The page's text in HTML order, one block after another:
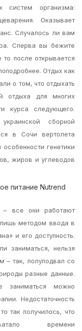
систем организма:
Оказывает
Случалось ли вам
Сперва вы бежите
то после открывается
Отдых как
о том, что отдыхать
отдыха для многих
курса следующего.
сборной
в Сочи вертолета
генетики
жиров и углеводов
питание Nutrend
– все они работают
методом ввода в
и его доступность.
заниматься, нельзя
– так, полуподвал со
разные данные.
заниматься можно
Недостаточность
так получилось, что
времени